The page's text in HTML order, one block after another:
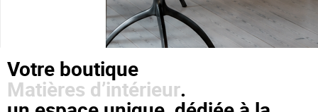
Votre boutique
Matières d’intérieur.